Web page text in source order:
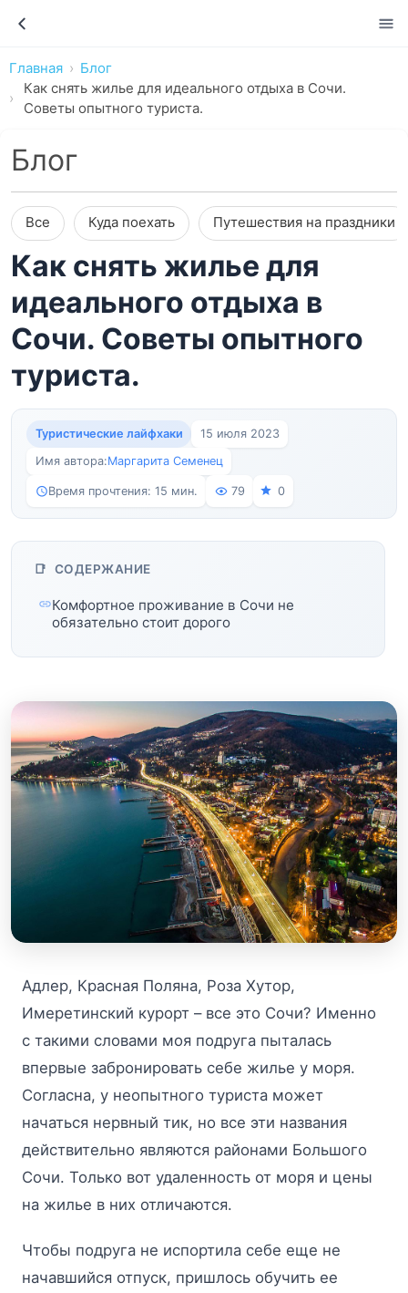
Главная
Блог
Как снять жилье для идеального отдыха в Сочи.
Советы опытного туриста.
Блог
Все Куда поехать Путешествия на праздники
Как снять жилье для
идеального отдыха в
Сочи. Советы опытного
туриста.
Туристические лайфхаки 15 июля 2023
Имя автора:Маргарита Семенец
Время прочтения: 15 мин. 79 0
СОДЕРЖАНИЕ
Комфортное проживание в Сочи не
обязательно стоит дорого
Адлер, Красная Поляна, Роза Хутор,
Имеретинский курорт – все это Сочи? Именно
с такими словами моя подруга пыталась
впервые забронировать себе жилье у моря.
Согласна, у неопытного туриста может
начаться нервный тик, но все эти названия
действительно являются районами Большого
Сочи. Только вот удаленность от моря и цены
на жилье в них отличаются.
Чтобы подруга не испортила себе еще не
начавшийся отпуск, пришлось обучить ее